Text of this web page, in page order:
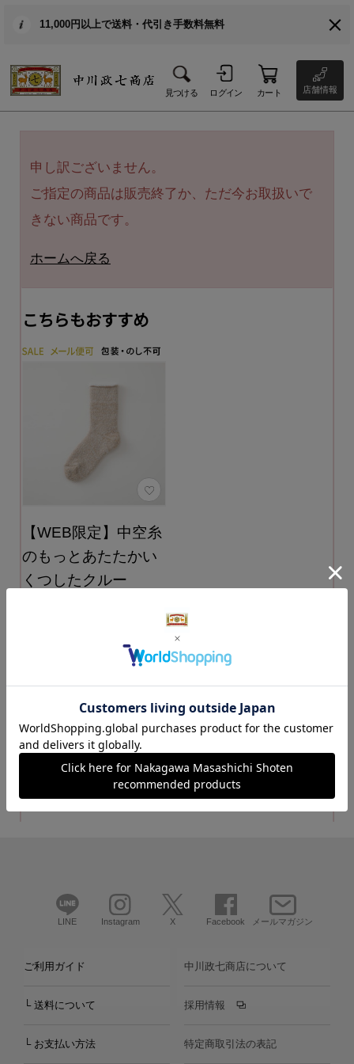
11,000円以上で送料・代引き手数料無料
見つける ログイン カート 店舗情報
申し訳ございません。
ご指定の商品は販売終了か、ただ今お取扱いで
きない商品です。
ホームへ戻る
こちらもおすすめ
【WEB限定】中空糸
のもっとあたたかい
くつしたクルー
通常価格 2,200円（税込）
カートに入れる
LINE Instagram X Facebook メールマガジン
ご利用ガイド
└ 送料について
└ お支払い方法
中川政七商店について
採用情報
特定商取引法の表記